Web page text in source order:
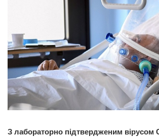
З лабораторно підтвердженим вірусом